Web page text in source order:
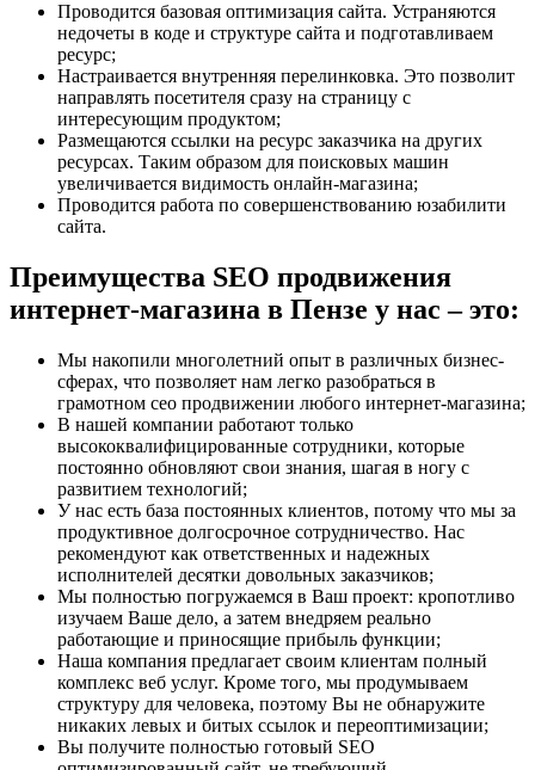
Проводится базовая оптимизация сайта. Устраняются
недочеты в коде и структуре сайта и подготавливаем
ресурс;
Настраивается внутренняя перелинковка. Это позволит
направлять посетителя сразу на страницу с
интересующим продуктом;
Размещаются ссылки на ресурс заказчика на других
ресурсах. Таким образом для поисковых машин
увеличивается видимость онлайн-магазина;
Проводится работа по совершенствованию юзабилити
сайта.
Преимущества SEO продвижения
интернет-магазина в Пензе у нас – это:
Мы накопили многолетний опыт в различных бизнес-
сферах, что позволяет нам легко разобраться в
грамотном сео продвижении любого интернет-магазина;
В нашей компании работают только
высококвалифицированные сотрудники, которые
постоянно обновляют свои знания, шагая в ногу с
развитием технологий;
У нас есть база постоянных клиентов, потому что мы за
продуктивное долгосрочное сотрудничество. Нас
рекомендуют как ответственных и надежных
исполнителей десятки довольных заказчиков;
Мы полностью погружаемся в Ваш проект: кропотливо
изучаем Ваше дело, а затем внедряем реально
работающие и приносящие прибыль функции;
Наша компания предлагает своим клиентам полный
комплекс веб услуг. Кроме того, мы продумываем
структуру для человека, поэтому Вы не обнаружите
никаких левых и битых ссылок и переоптимизации;
Вы получите полностью готовый SEO